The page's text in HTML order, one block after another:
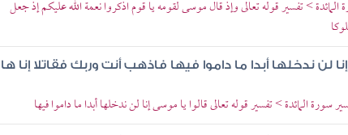
> تفسير قوله تعالى وإذ قال موسى لقومه يا قوم اذكروا نعمة الله عليكم إذ جعل
لن ندخلها أبدا ما داموا فيها فاذهب أنت وربك فقاتلا إنا ها
سورة المائدة > تفسير قوله تعالى قالوا يا موسى إنا لن ندخلها أبدا ما داموا فيها